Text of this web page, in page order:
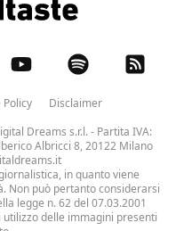
Policy
Disclaimer
Dreams s.r.l.- Partita IVA:
Albricci 8, 20122 Milano
in quanto viene
Non può pertanto considerarsi
legge n. 62 del 07.03.2001
utilizzo delle immagini presenti